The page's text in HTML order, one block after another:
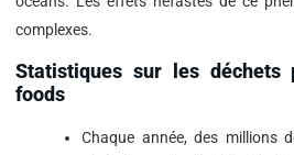
complexes.
Statistiques sur les déchets
foods
Chaque année, des millions